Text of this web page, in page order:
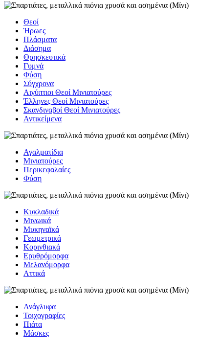
Θεοί
Ήρωες
Πλάσματα
Διάσημα
Θρησκευτικά
Γυμνά
Φύση
Σύγχρονα
Αιγύπτιοι Θεοί Μινιατούρες
Έλληνες Θεοί Μινιατούρες
Σκανδιναβοί Θεοί Μινιατούρες
Αντικείμενα
Αγαλματίδια
Μινιατούρες
Περικεφαλαίες
Φύση
Κυκλαδικά
Μινωικά
Μυκηναϊκά
Γεωμετρικά
Κορινθιακά
Ερυθρόμορφα
Μελανόμορφα
Αττικά
Ανάγλυφα
Τοιχογραφίες
Πιάτα
Μάσκες